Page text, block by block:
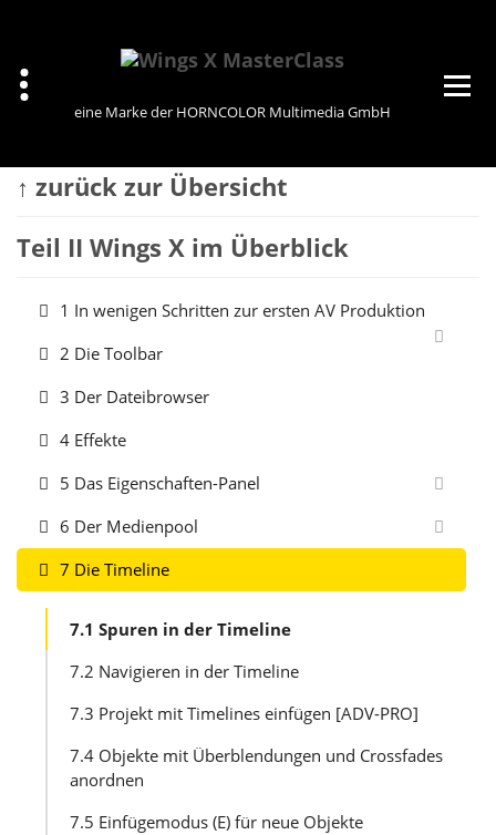
eine Marke der HORNCOLOR Multimedia GmbH
↑ zurück zur Übersicht
Teil II Wings X im Überblick
1 In wenigen Schritten zur ersten AV Produktion
2 Die Toolbar
3 Der Dateibrowser
4 Effekte
5 Das Eigenschaften-Panel
6 Der Medienpool
7 Die Timeline
7.1 Spuren in der Timeline
7.2 Navigieren in der Timeline
7.3 Projekt mit Timelines einfügen [ADV-PRO]
7.4 Objekte mit Überblendungen und Crossfades
anordnen
7.5 Einfügemodus (E) für neue Objekte